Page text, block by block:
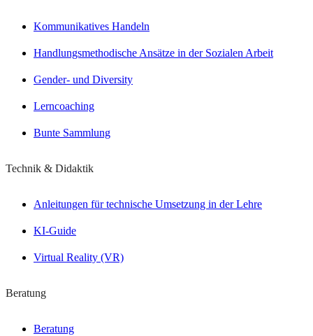
Kommunikatives Handeln
Handlungsmethodische Ansätze in der Sozialen Arbeit
Gender- und Diversity
Lerncoaching
Bunte Sammlung
Technik & Didaktik
Anleitungen für technische Umsetzung in der Lehre
KI-Guide
Virtual Reality (VR)
Beratung
Beratung